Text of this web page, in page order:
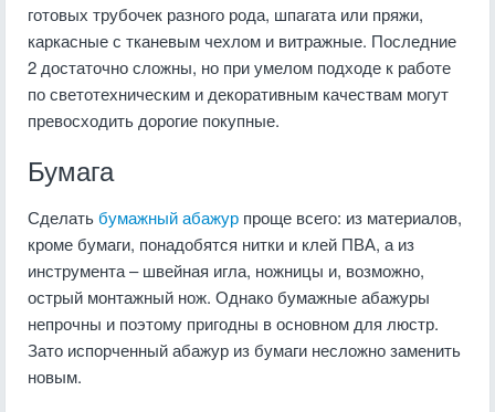
готовых трубочек разного рода, шпагата или пряжи,
каркасные с тканевым чехлом и витражные. Последние
2 достаточно сложны, но при умелом подходе к работе
по светотехническим и декоративным качествам могут
превосходить дорогие покупные.
Бумага
Сделатьбумажный абажур проще всего: из материалов,
кроме бумаги, понадобятся нитки и клей ПВА, а из
инструмента – швейная игла, ножницы и, возможно,
острый монтажный нож. Однако бумажные абажуры
непрочны и поэтому пригодны в основном для люстр.
Зато испорченный абажур из бумаги несложно заменить
новым.